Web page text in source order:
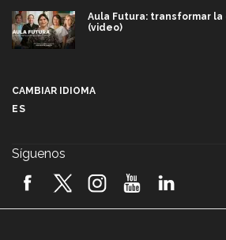
Aula Futura: transformar
(video)
2026! (video)
CAMBIAR IDIOMA
ES
Síguenos